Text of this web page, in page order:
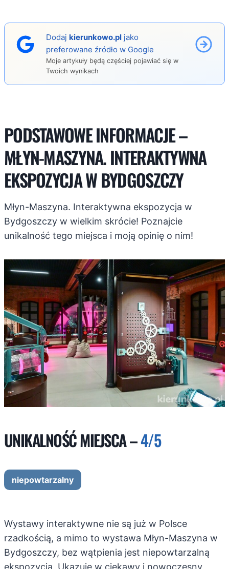
Dodajkierunkowo.pl jako
preferowane źródło w Google
Moje artykuły będą częściej pojawiać się w
Twoich wynikach
PODSTAWOWE INFORMACJE –
MŁYN-MASZYNA. INTERAKTYWNA
EKSPOZYCJA W BYDGOSZCZY
Młyn-Maszyna. Interaktywna ekspozycja w
Bydgoszczy w wielkim skrócie! Poznajcie
unikalność tego miejsca i moją opinię o nim!
UNIKALNOŚĆ MIEJSCA –4/5
niepowtarzalny
Wystawy interaktywne nie są już w Polsce
rzadkością, a mimo to wystawa Młyn-Maszyna w
Bydgoszczy, bez wątpienia jest niepowtarzalną
ekspozycją. Ukazuje w ciekawy i nowoczesny